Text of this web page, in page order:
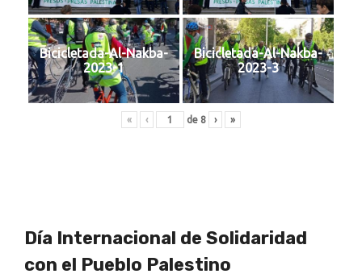
Bicicletada-Al-Nakba-
2023-1
Bicicletada-Al-Nakba-
2023-3
« ‹ de 8 › »
Día Internacional de Solidaridad
con el Pueblo Palestino